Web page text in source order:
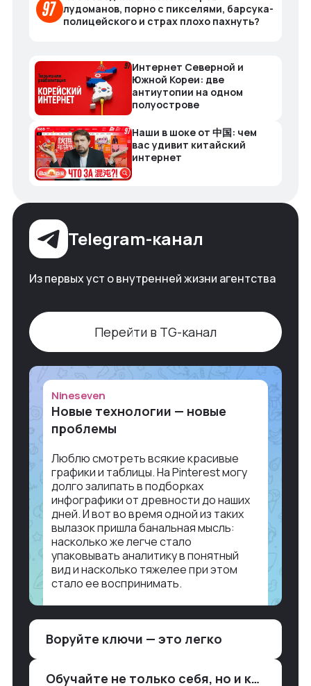
лудоманов, порно с пикселями, барсука-
полицейского и страх плохо пахнуть?
Интернет Северной и
Южной Кореи: две
антиутопии на одном
полуострове
Наши в шоке от 中国: чем
вас удивит китайский
интернет
Telegram-канал
Из первых уст о внутренней жизни агентства
Перейти в TG-канал
Nineseven
Новые технологии — новые
проблемы
Люблю смотреть всякие красивые
графики и таблицы. На Pinterest могу
долго залипать в подборках
инфографики от древности до наших
дней. И вот во время одной из таких
вылазок пришла банальная мысль:
насколько же легче стало
упаковывать аналитику в понятный
вид и насколько тяжелее при этом
стало ее воспринимать.
аналитикой лет 15 назад, нужно было:
продажи, заявки, прогресс по проекту
Воруйте ключи — это легко
Обучайте не только себя, но и клиентов